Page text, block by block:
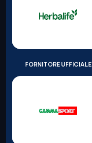
FORNITORE UFFICIALE